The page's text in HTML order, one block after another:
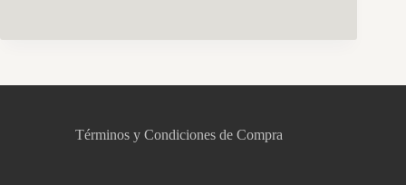
Términos y Condiciones de Compra
Asistente virtual · En línea